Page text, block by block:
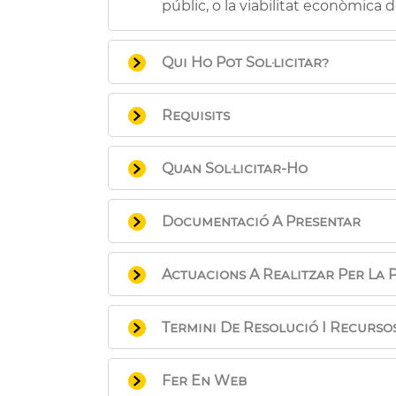
públic, o la viabilitat econòmica
Qui Ho Pot Sol·licitar?
L´agent urbanitzador d'un
Requisits
Els que fa referencia la
Quan Sol·licitar-Ho
Una vegada el Programa es
Documentació A Presentar
Imprès de sol·licitud que pot
presencialment,
Si la sol·licitud es presenta
tràmit” i s'adjuntarà la
Suspensió temporal de la
Memòria:
Actuacions A Realitzar Per La
Cita prèvia (opcional).
Presentació de la sol·licitud
Termini De Resolució I
Recursos que poden interposar-
Recurs Contenciós-
Fer En Web